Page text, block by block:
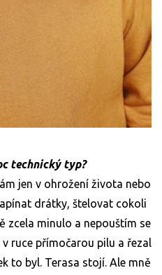
technický typ?
jen v ohrožení života nebo
drátky, štelovat cokoli
zcela minulo a nepouštím se
ruce přímočarou pilu a řezal
to byl. Terasa stojí. Ale mně